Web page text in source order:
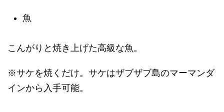
魚
こんがりと焼き上げた高級な魚。
※サケを焼くだけ。サケはザブザブ島のマーマンダ
インから入手可能。